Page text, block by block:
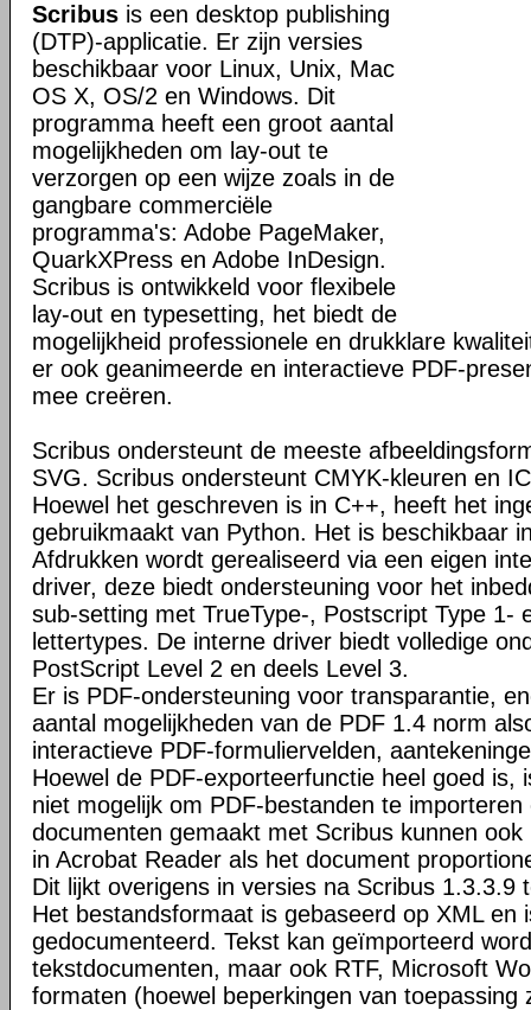
Scribus is een desktop publishing
(DTP)-applicatie. Er zijn versies
beschikbaar voor Linux, Unix, Mac
OS X, OS/2 en Windows. Dit
programma heeft een groot aantal
mogelijkheden om lay-out te
verzorgen op een wijze zoals in de
gangbare commerciële
programma's: Adobe PageMaker,
QuarkXPress en Adobe InDesign.
Scribus is ontwikkeld voor flexibele
lay-out en typesetting, het biedt de
mogelijkheid professionele en drukklare
er ook geanimeerde en interactieve PDF-
mee creëren.
Scribus ondersteunt de meeste
SVG. Scribus ondersteunt CMYK-kleuren en
Hoewel het geschreven is in C++, heeft het
gebruikmaakt van Python. Het is beschikbaar
Afdrukken wordt gerealiseerd via een eigen
driver, deze biedt ondersteuning voor het
sub-setting met TrueType-, Postscript Type 1-
lettertypes. De interne driver biedt volledige
PostScript Level 2 en deels Level 3.
Er is PDF-ondersteuning voor transparantie,
aantal mogelijkheden van de PDF 1.4 norm
interactieve PDF-formuliervelden,
Hoewel de PDF-exporteerfunctie heel goed is,
niet mogelijk om PDF-bestanden te
documenten gemaakt met Scribus kunnen
in Acrobat Reader als het document
Dit lijkt overigens in versies na Scribus 1.3.3.9
Het bestandsformaat is gebaseerd op XML en
gedocumenteerd. Tekst kan geïmporteerd
tekstdocumenten, maar ook RTF, Microsoft
formaten (hoewel beperkingen van toepassing